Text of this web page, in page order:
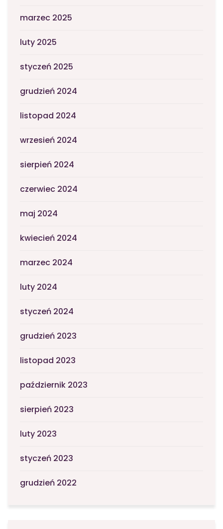
marzec 2025
luty 2025
styczeń 2025
grudzień 2024
listopad 2024
wrzesień 2024
sierpień 2024
czerwiec 2024
maj 2024
kwiecień 2024
marzec 2024
luty 2024
styczeń 2024
grudzień 2023
listopad 2023
październik 2023
sierpień 2023
luty 2023
styczeń 2023
grudzień 2022